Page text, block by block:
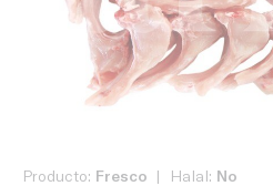
Producto: Fresco Halal: No